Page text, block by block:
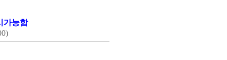
가능함